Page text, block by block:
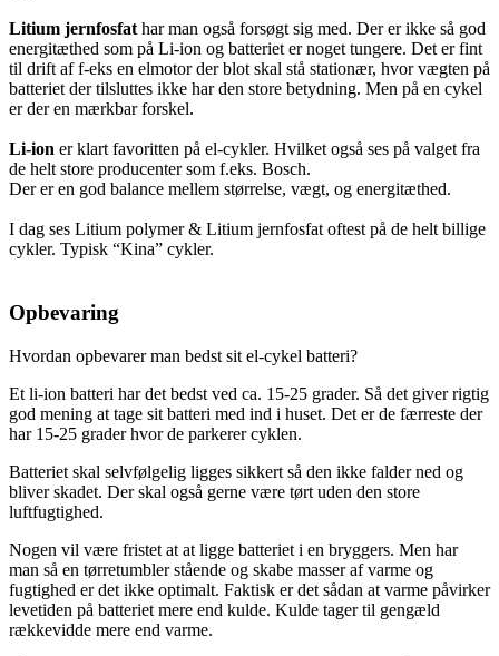
Litium jernfosfathar man også forsøgt sig med. Der er ikke så god
energitæthed som på Li-ion og batteriet er noget tungere. Det er fint
til drift af f-eks en elmotor der blot skal stå stationær, hvor vægten på
batteriet der tilsluttes ikke har den store betydning. Men på en cykel
er der en mærkbar forskel.
Li-ion er klart favoritten på el-cykler. Hvilket også ses på valget fra
de helt store producenter som f.eks. Bosch.
Der er en god balance mellem størrelse, vægt, og energitæthed.
I dag ses Litium polymer & Litium jernfosfat oftest på de helt billige
cykler. Typisk “Kina” cykler.
Opbevaring
Hvordan opbevarer man bedst sit el-cykel batteri?
Et li-ion batteri har det bedst ved ca. 15-25 grader. Så det giver rigtig
god mening at tage sit batteri med ind i huset. Det er de færreste der
har 15-25 grader hvor de parkerer cyklen.
Batteriet skal selvfølgelig ligges sikkert så den ikke falder ned og
bliver skadet. Der skal også gerne være tørt uden den store
luftfugtighed.
Nogen vil være fristet at at ligge batteriet i en bryggers. Men har
man så en tørretumbler stående og skabe masser af varme og
fugtighed er det ikke optimalt. Faktisk er det sådan at varme påvirker
levetiden på batteriet mere end kulde. Kulde tager til gengæld
rækkevidde mere end varme.